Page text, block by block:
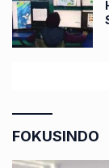
FOKUSINDO